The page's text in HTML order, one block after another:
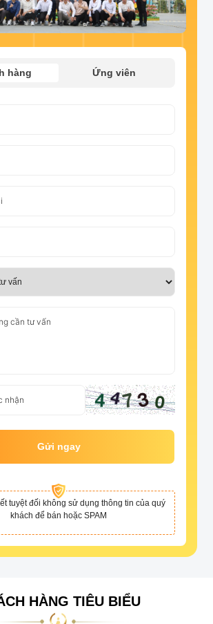
hàng Ứng viên
Gửi ngay
tuyệt đối không sử dụng thông tin của quý
khách để bán hoặc SPAM
HÀNG TIÊU BIỂU